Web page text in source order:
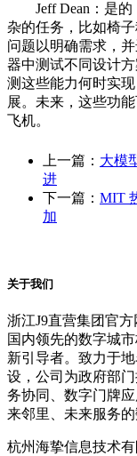
Jeff Dean：是的
杂的任务，比如椅
问题以明确需求，
器中测试不同设计
测这些能力何时实
展。未来，这些功
飞机。
上一篇： 大模
进
下一篇： MIT
加
关于我们
浙江J9直营集团官
国内领先的数字城
新引导者。致力于
设，公司为政府部
务协同、数字门牌
来邻里、未来服务的
杭州海挚信息技术